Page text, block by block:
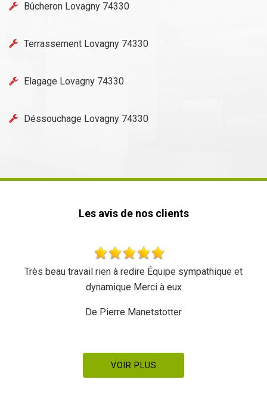
Bûcheron Lovagny 74330
Terrassement Lovagny 74330
Elagage Lovagny 74330
Déssouchage Lovagny 74330
Les avis de nos clients
Très beau travail rien à redire Équipe sympathique et
dynamique Merci à eux
De Pierre Manetstotter
VOIR PLUS